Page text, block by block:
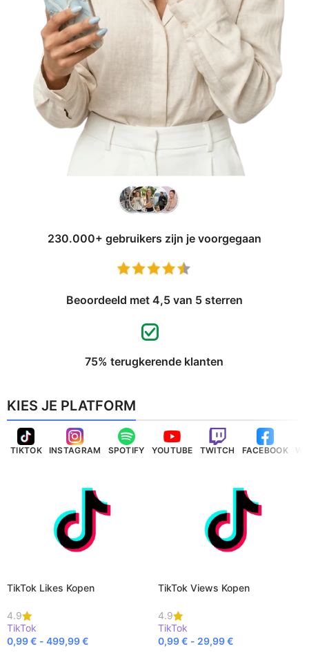
230.000+ gebruikers zijn je voorgegaan
Beoordeeld met 4,5 van 5 sterren
75% terugkerende klanten
KIES JE PLATFORM
TIKTOK INSTAGRAM SPOTIFY YOUTUBE TWITCH FACEBOOK
TikTok Likes Kopen
4.9
TikTok
0,99€ - 499,99€
TikTok Views Kopen
4.9
TikTok
0,99€ - 29,99€